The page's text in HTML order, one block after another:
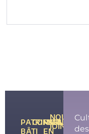
PATRIMOINE
BÂTI
CONSEILS
PARLONS-
EN
NOUS
JOINDREdes